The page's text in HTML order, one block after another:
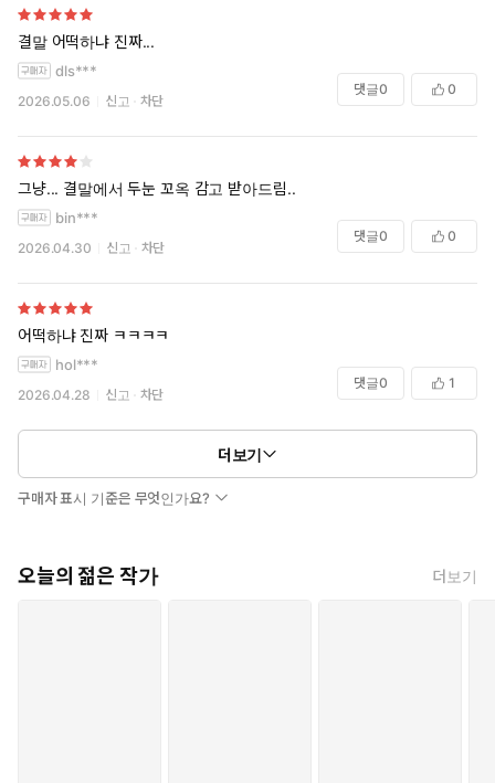
결말 어떡하냐 진짜...
dls***
2026.05.06 신고 차단
댓글0 0
그냥... 결말에서 두눈 꼬옥 감고 받아드림..
bin***
2026.04.30 신고 차단
댓글0 0
어떡하냐 진짜 ㅋㅋㅋㅋ
hol***
2026.04.28 신고 차단
댓글0 1
더보기
구매자 표시 기준은 무엇인가요?
오늘의 젊은 작가 더보기